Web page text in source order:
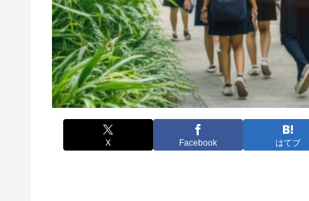
X Facebook はてブ